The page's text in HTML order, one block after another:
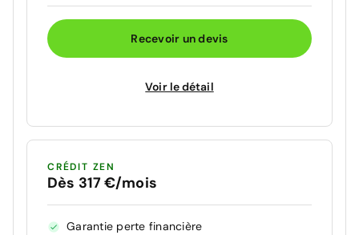
Recevoir un devis
Voir le détail
CRÉDIT ZEN
Dès 317 €/mois
Garantie perte financière